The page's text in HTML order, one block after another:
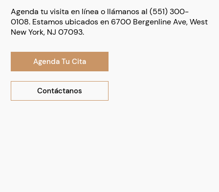
Agenda tu visita en línea o llámanos al (551) 300-
0108. Estamos ubicados en 6700 Bergenline Ave, West
New York, NJ 07093.
Agenda Tu Cita
Contáctanos